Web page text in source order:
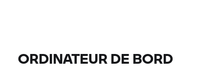
ORDINATEUR DE BORD